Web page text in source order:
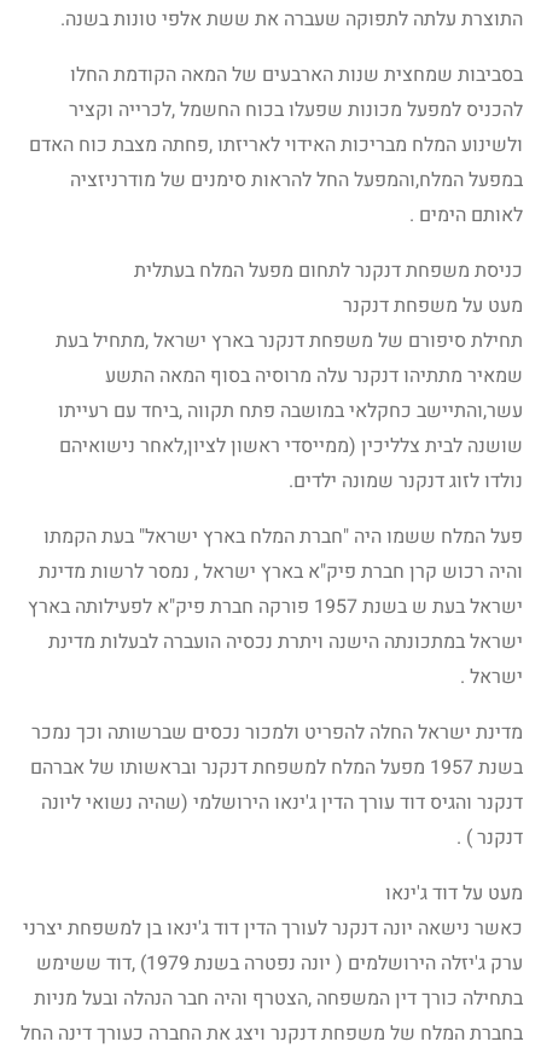
התוצרת עלתה לתפוקה שעברה את ששת אלפי טונות בשנה.
בסביבות שמחצית שנות הארבעים של המאה הקודמת החלו
להכניס למפעל מכונות שפעלו בכוח החשמל ,לכרייה וקציר
ולשינוע המלח מבריכות האידוי לאריזתו ,פחתה מצבת כוח האדם
במפעל המלח,והמפעל החל להראות סימנים של מודרניזציה
לאותם הימים .
כניסת משפחת דנקנר לתחום מפעל המלח בעתלית
מעט על משפחת דנקנר
תחילת סיפורם של משפחת דנקנר בארץ ישראל ,מתחיל בעת
שמאיר מתתיהו דנקנר עלה מרוסיה בסוף המאה התשע
עשר,והתיישב כחקלאי במושבה פתח תקווה ,ביחד עם רעייתו
שושנה לבית צלליכין (ממייסדי ראשון לציון,לאחר נישואיהם
נולדו לזוג דנקנר שמונה ילדים.
פעל המלח ששמו היה "חברת המלח בארץ ישראל" בעת הקמתו
והיה רכוש קרן חברת פיק"א בארץ ישראל , נמסר לרשות מדינת
ישראל בעת ש בשנת 1957 פורקה חברת פיק"א לפעילותה בארץ
ישראל במתכונתה הישנה ויתרת נכסיה הועברה לבעלות מדינת
ישראל .
מדינת ישראל החלה להפריט ולמכור נכסים שברשותה וכך נמכר
בשנת 1957 מפעל המלח למשפחת דנקנר ובראשותו של אברהם
דנקנר והגיס דוד עורך הדין ג'ינאו הירושלמי (שהיה נשואי ליונה
דנקנר ) .
מעט על דוד ג'ינאו
כאשר נישאה יונה דנקנר לעורך הדין דוד ג'ינאו בן למשפחת יצרני
ערק ג'יזלה הירושלמים ( יונה נפטרה בשנת 1979) ,דוד ששימש
בתחילה כורך דין המשפחה ,הצטרף והיה חבר הנהלה ובעל מניות
בחברת המלח של משפחת דנקנר ויצג את החברה כעורך דינה החל